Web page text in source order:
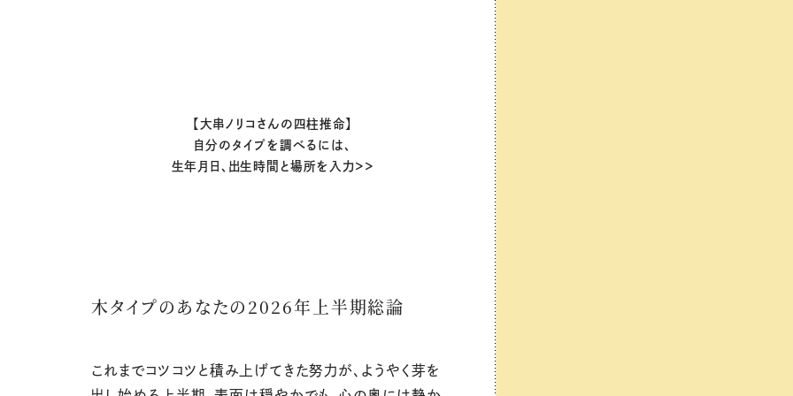
【大串ノリコさんの四柱推命】
自分のタイプを調べるには、
生年月日、出生時間と場所を入力＞＞
木タイプのあなたの2026年上半期総論
これまでコツコツと積み上げてきた努力が、ようやく芽を